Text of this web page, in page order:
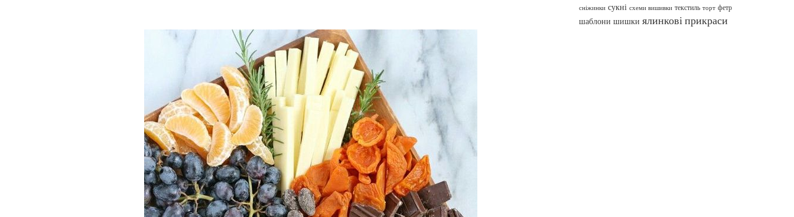
сніжинки сукні схеми вишивки текстиль торт фетр
шаблони шишки ялинкові прикраси